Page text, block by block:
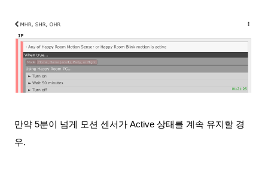
만약 5분이 넘게 모션 센서가 Active 상태를 계속 유지할 경
우.